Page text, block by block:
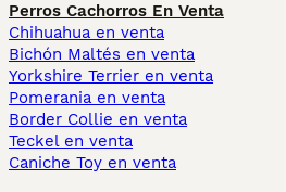
Perros Cachorros En Venta
Chihuahua en venta
Bichón Maltés en venta
Yorkshire Terrier en venta
Pomerania en venta
Border Collie en venta
Teckel en venta
Caniche Toy en venta